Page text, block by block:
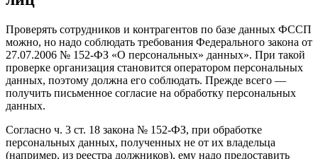
Проверять сотрудников и контрагентов по базе данных ФССП
можно, но надо соблюдать требования Федерального закона от
27.07.2006 № 152-ФЗ «О персональных» данных». При такой
проверке организация становится оператором персональных
данных, поэтому должна его соблюдать. Прежде всего —
получить письменное согласие на обработку персональных
данных.
Согласно ч. 3 ст. 18 закона № 152-ФЗ, при обработке
персональных данных, полученных не от их владельца
(например, из реестра должников), ему надо предоставить